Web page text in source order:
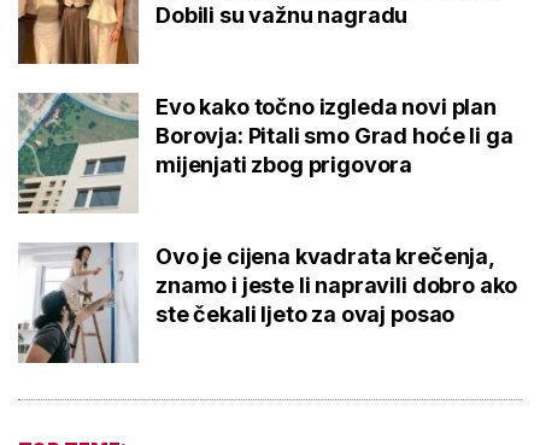
Dobili su važnu nagradu
Evo kako točno izgleda novi plan
Borovja: Pitali smo Grad hoće li ga
mijenjati zbog prigovora
Ovo je cijena kvadrata krečenja,
znamo i jeste li napravili dobro ako
ste čekali ljeto za ovaj posao